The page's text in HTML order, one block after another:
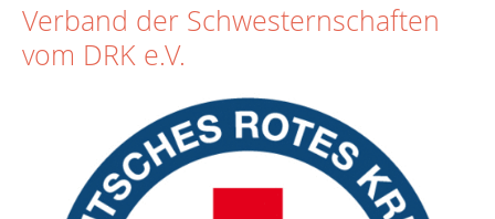
Verband der Schwesternschaften
vom DRK e.V.